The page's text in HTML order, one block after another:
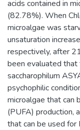
acids contained in
(82.78%). When
microalgae was
unsaturation
respectively, after
been evaluated that
saccharophilum
psychophilic
microalgae that can
(PUFA) production,
that can be used for